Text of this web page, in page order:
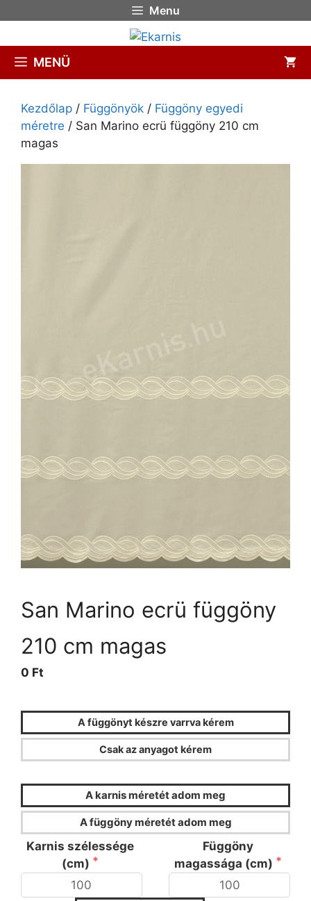
Menu
MENÜ
Kezdőlap / Függönyök / Függöny egyedi
méretre / San Marino ecrü függöny 210 cm
magas
San Marino ecrü függöny
210 cm magas
0 Ft
A függönyt készre varrva kérem
Csak az anyagot kérem
A karnis méretét adom meg
A függöny méretét adom meg
Karnis szélessége
(cm)
Függöny
magassága (cm)